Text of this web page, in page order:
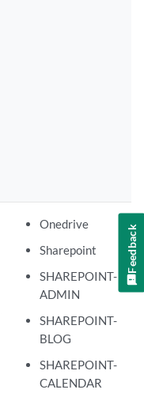
Onedrive
Sharepoint
SHAREPOINT-
ADMIN
SHAREPOINT-
BLOG
SHAREPOINT-
CALENDAR
Feedback